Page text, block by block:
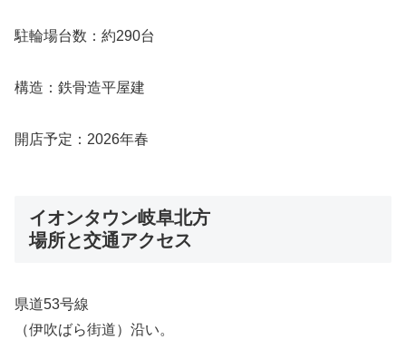
駐輪場台数：約290台
構造：鉄骨造平屋建
開店予定：2026年春
イオンタウン岐阜北方
場所と交通アクセス
県道53号線
（伊吹ばら街道）沿い。